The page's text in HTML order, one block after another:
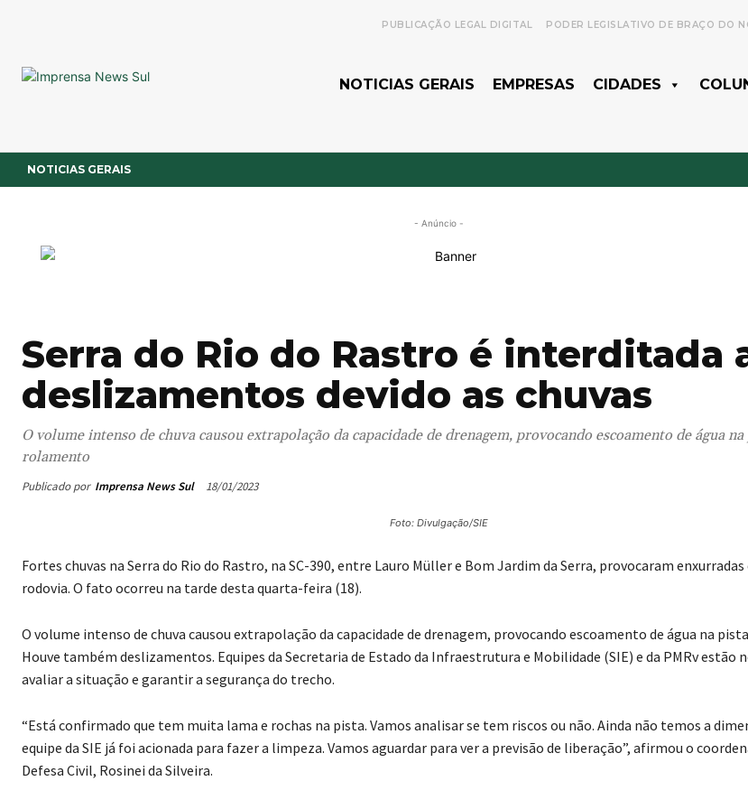
PUBLICAÇÃO LEGAL DIGITAL PODER LEGISLATIVO DE BRAÇO DO
NOTICIAS GERAIS EMPRESAS CIDADES
NOTICIAS GERAIS
- Anúncio -
Serra do Rio do Rastro é interditada
deslizamentos devido as chuvas
O volume intenso de chuva causou extrapolação da capacidade de drenagem, provocando escoamento de água
rolamento
Publicado por Imprensa News Sul 18/01/2023
Foto: Divulgação/SIE
Fortes chuvas na Serra do Rio do Rastro, na SC-390, entre Lauro Müller e Bom Jardim da Serra, provocaram
rodovia. O fato ocorreu na tarde desta quarta-feira (18).
O volume intenso de chuva causou extrapolação da capacidade de drenagem, provocando escoamento de água na
Houve também deslizamentos. Equipes da Secretaria de Estado da Infraestrutura e Mobilidade (SIE) e da PMRv estão
avaliar a situação e garantir a segurança do trecho.
“Está confirmado que tem muita lama e rochas na pista. Vamos analisar se tem riscos ou não. Ainda não temos a
equipe da SIE já foi acionada para fazer a limpeza. Vamos aguardar para ver a previsão de liberação”, afirmou o
Defesa Civil, Rosinei da Silveira.